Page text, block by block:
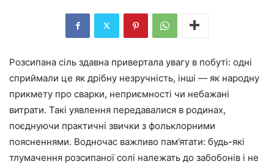
Розсипана сіль здавна привертала увагу в побуті: одні
сприймали це як дрібну незручність, інші — як народну
прикмету про сварки, неприємності чи небажані
витрати. Такі уявлення передавалися в родинах,
поєднуючи практичні звички з фольклорними
поясненнями. Водночас важливо пам’ятати: будь-які
тлумачення розсипаної солі належать до забобонів і не